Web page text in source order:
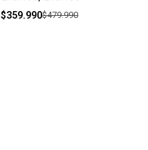
$359.990$479.990